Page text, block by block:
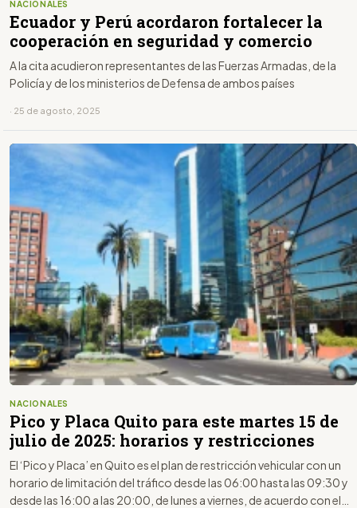
NACIONALES
Ecuador y Perú acordaron fortalecer la
cooperación en seguridad y comercio
A la cita acudieron representantes de las Fuerzas Armadas, de la
Policía y de los ministerios de Defensa de ambos países
· 25 de agosto, 2025
NACIONALES
Pico y Placa Quito para este martes 15 de
julio de 2025: horarios y restricciones
El ‘Pico y Placa’ en Quito es el plan de restricción vehicular con un
horario de limitación del tráfico desde las 06:00 hasta las 09:30 y
desde las 16:00 a las 20:00, de lunes a viernes, de acuerdo con el